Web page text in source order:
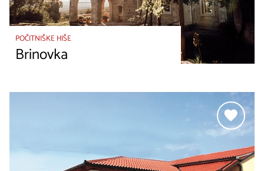
POČITNIŠKE HIŠE
Brinovka